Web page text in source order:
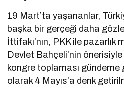
19 Mart’ta yaşananlar,
başka bir gerçeği daha
İttifakı’nın, PKK ile pazarlık
Devlet Bahçeli’nin önerisiyle
kongre toplaması gündeme
olarak 4 Mayıs’a denk